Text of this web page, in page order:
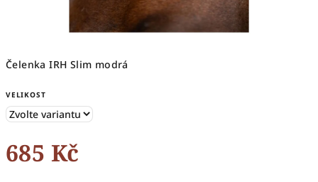
Čelenka IRH Slim modrá
VELIKOST
685 Kč